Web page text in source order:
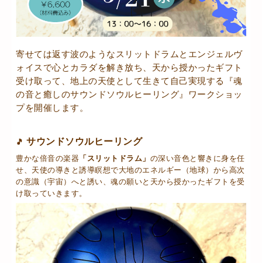
寄せては返す波のようなスリットドラムとエンジェルヴ
ォイスで心とカラダを解き放ち、天から授かったギフト
受け取って、地上の天使として生きて自己実現する『魂
の音と癒しのサウンドソウルヒーリング』ワークショッ
プを開催します。
🎵 サウンドソウルヒーリング
豊かな倍音の楽器 「スリットドラム」 の深い音色と響きに身を任
せ、天使の導きと誘導瞑想で大地のエネルギー（地球）から高次
の意識（宇宙）へと誘い、魂の願いと天から授かったギフトを受
け取っていきます。